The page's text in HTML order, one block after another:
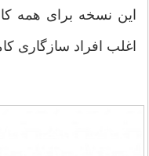
این نسخه برای همه
اغلب افراد سازگاری